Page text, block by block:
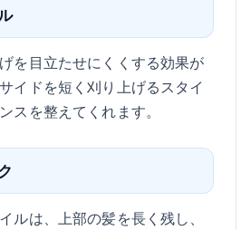
を目立たせにくくする効果が
イドを短く刈り上げるスタイ
スを整えてくれます。
ルは、上部の髪を長く残し、